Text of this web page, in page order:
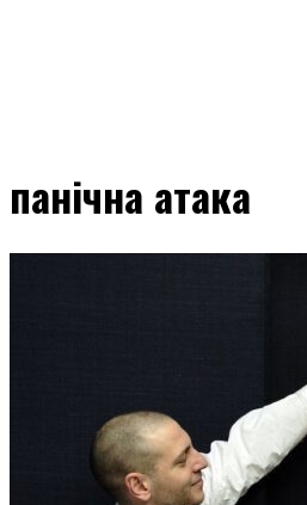
панічна атака